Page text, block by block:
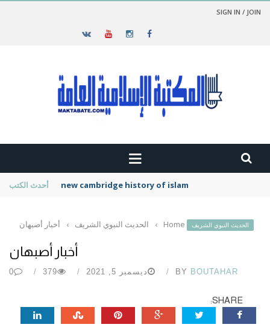
SIGN IN / JOIN
أحدث الكتب new cambridge history of islam
الحديث النبوي الشريف Home
› الحديث النبوي الشريف › أخبار أصبهان
أخبار أصبهان
BY BOUTAHAR ديسمبر 5, 2021 379
0
SHARE: